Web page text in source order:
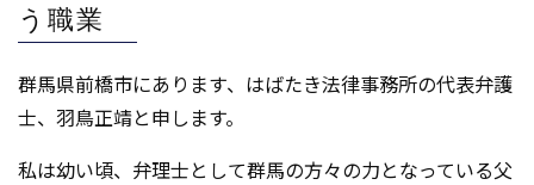
う職業
群馬県前橋市にあります、はばたき法律事務所の代表弁護
士、羽鳥正靖と申します。
私は幼い頃、弁理士として群馬の方々の力となっている父